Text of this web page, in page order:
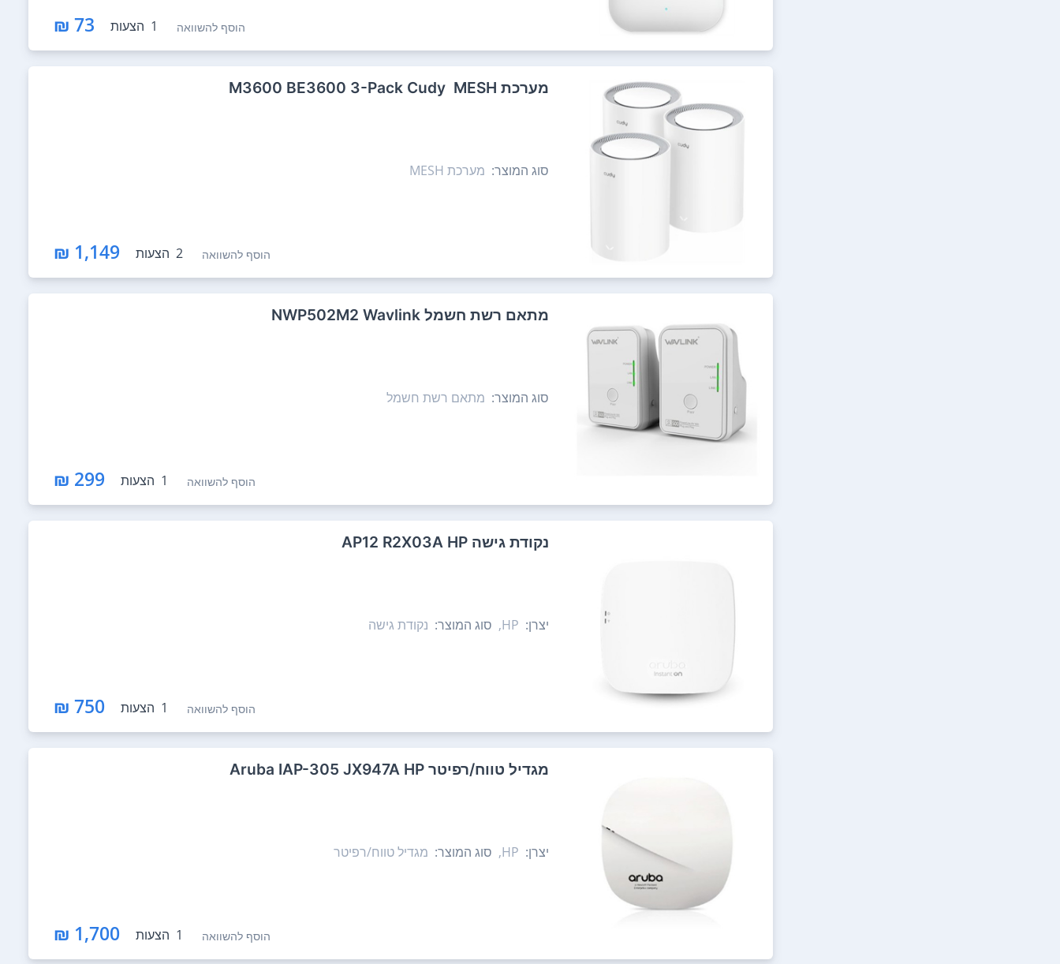
הוסף להשוואה 1 הצעות 73 ₪
מערכת MESH ‏ M3600 BE3600 3-Pack Cudy
סוג המוצר: מערכת MESH
הוסף להשוואה 2 הצעות 1,149 ₪
‏מתאם רשת חשמל NWP502M2 Wavlink
סוג המוצר: מתאם רשת חשמל
הוסף להשוואה 1 הצעות 299 ₪
‏נקודת גישה AP12 R2X03A HP
יצרן: HP, סוג המוצר: נקודת גישה
הוסף להשוואה 1 הצעות 750 ₪
‏מגדיל טווח/רפיטר Aruba IAP-305 JX947A HP
יצרן: HP, סוג המוצר: מגדיל טווח/רפיטר
הוסף להשוואה 1 הצעות 1,700 ₪